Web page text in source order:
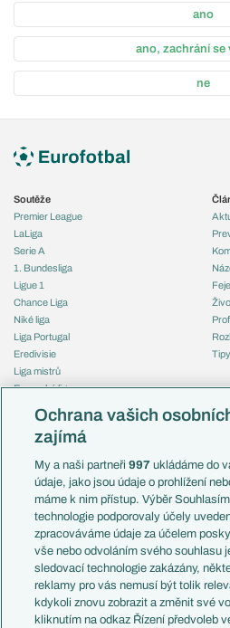
ano
ano, zachrání se
ne
Soutěže
Premier League
LaLiga
Serie A
1. Bundesliga
Ligue 1
Chance Liga
Niké liga
Liga Portugal
Eredivisie
Liga mistrů
Evropská liga
Mistrovství světa
Liga národů
Témata
Představení týmů MS
EuroSkauting
PL v kostce
Evropské koeficienty
Přestupy
Přestupové spekulace
Zranění
Ochrana vašich
zajímá
My a naši partneři997 ukládáme do
údaje, jako jsou údaje o prohlížení
máme k nim přístup. Výběr
technologie podporovaly účely
zpracováváme údaje za účelem
vše nebo odvoláním svého souhlasu
sledovací technologie zakázány,
reklamy pro vás nemusí být tolik
kdykoli znovu zobrazit a změnit své
kliknutím na odkaz Řízení předvoleb